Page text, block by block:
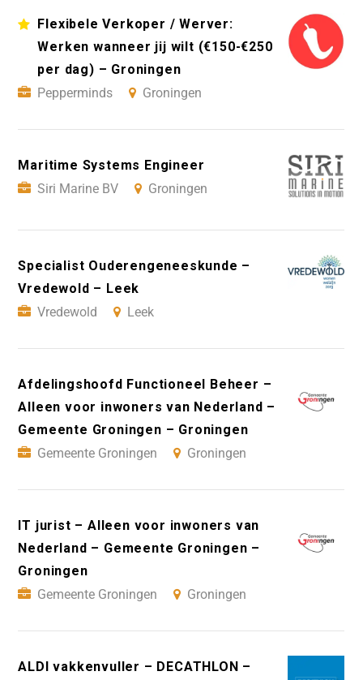
Flexibele Verkoper / Werver:
Werken wanneer jij wilt (€150-€250
per dag) – Groningen
Pepperminds
Groningen
Maritime Systems Engineer
Siri Marine BV
Groningen
Specialist Ouderengeneeskunde –
Vredewold – Leek
Vredewold
Leek
Afdelingshoofd Functioneel Beheer –
Alleen voor inwoners van Nederland –
Gemeente Groningen – Groningen
Gemeente Groningen
Groningen
IT jurist – Alleen voor inwoners van
Nederland – Gemeente Groningen –
Groningen
Gemeente Groningen
Groningen
ALDI vakkenvuller – DECATHLON –